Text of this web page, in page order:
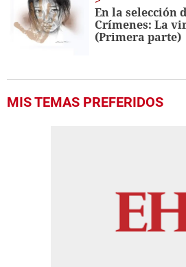
En la selección
Crímenes: La
(Primera parte)
MIS TEMAS PREFERIDOS